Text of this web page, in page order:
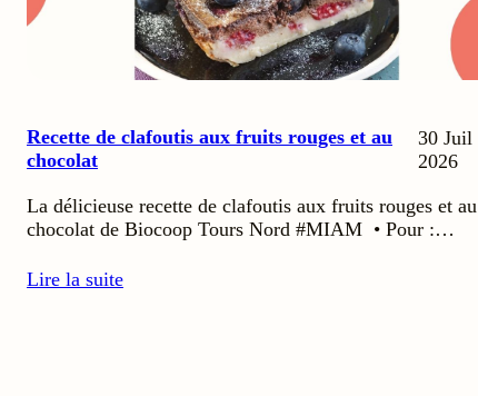
Recette de clafoutis aux fruits rouges et au
chocolat
30 Juil
2026
La délicieuse recette de clafoutis aux fruits rouges et au
chocolat de Biocoop Tours Nord #MIAM • Pour :…
Lire la suite